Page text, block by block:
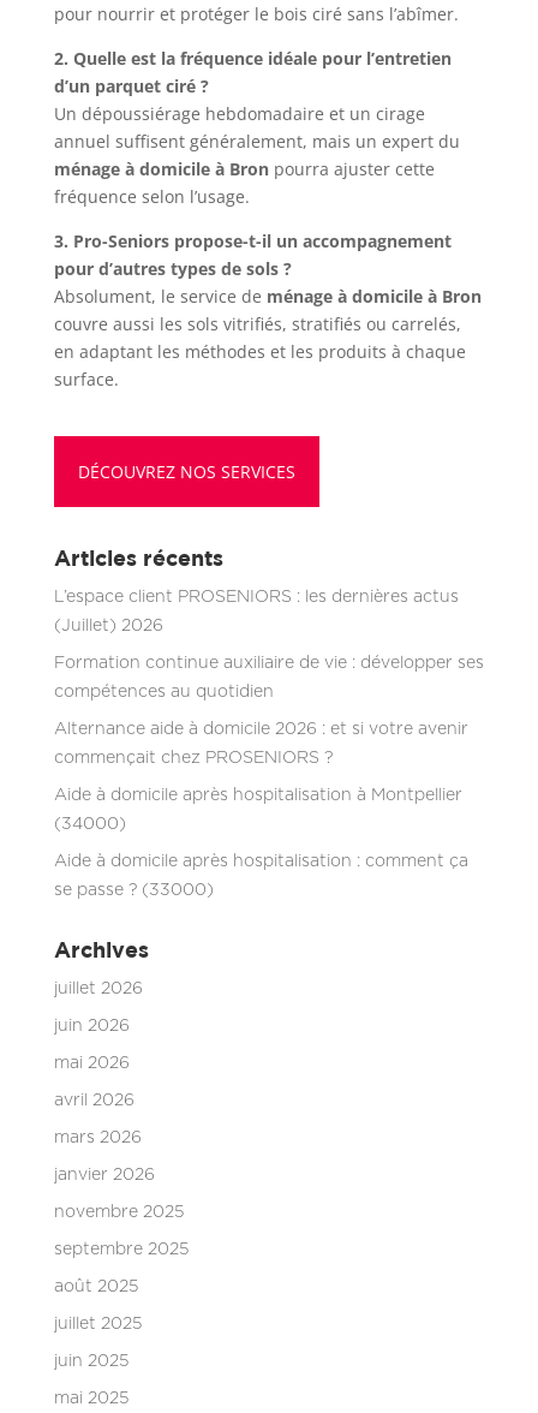
pour nourrir et protéger le bois ciré sans l’abîmer.
2. Quelle est la fréquence idéale pour l’entretien
d’un parquet ciré ?
Un dépoussiérage hebdomadaire et un cirage
annuel suffisent généralement, mais un expert du
ménage à domicile à Bronpourra ajuster cette
fréquence selon l’usage.
3. Pro-Seniors propose-t-il un accompagnement
pour d’autres types de sols ?
Absolument, le service de ménage à domicile à Bron
couvre aussi les sols vitrifiés, stratifiés ou carrelés,
en adaptant les méthodes et les produits à chaque
surface.
DÉCOUVREZ NOS SERVICES
Articles récents
L’espace client PROSENIORS : les dernières actus
(Juillet) 2026
Formation continue auxiliaire de vie : développer ses
compétences au quotidien
Alternance aide à domicile 2026 : et si votre avenir
commençait chez PROSENIORS ?
Aide à domicile après hospitalisation à Montpellier
(34000)
Aide à domicile après hospitalisation : comment ça
se passe ? (33000)
Archives
juillet 2026
juin 2026
mai 2026
avril 2026
mars 2026
janvier 2026
novembre 2025
septembre 2025
août 2025
juillet 2025
juin 2025
mai 2025